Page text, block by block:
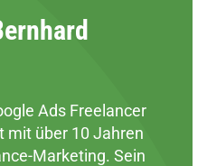
Ads Freelancer
mit über 10 Jahren
Marketing. Sein